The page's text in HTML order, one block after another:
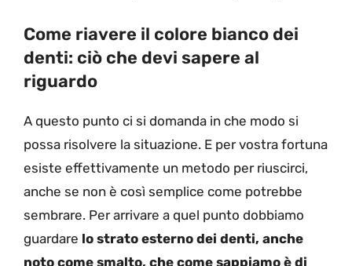
Come riavere il colore bianco dei
denti: ciò che devi sapere al
riguardo
A questo punto ci si domanda in che modo si
possa risolvere la situazione. E per vostra fortuna
esiste effettivamente un metodo per riuscirci,
anche se non è così semplice come potrebbe
sembrare. Per arrivare a quel punto dobbiamo
guardare lo strato esterno dei denti, anche
noto come smalto, che come sappiamo è di